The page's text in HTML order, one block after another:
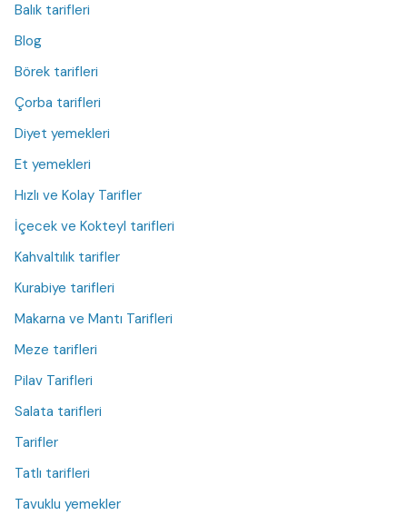
Balık tarifleri
Blog
Börek tarifleri
Çorba tarifleri
Diyet yemekleri
Et yemekleri
Hızlı ve Kolay Tarifler
İçecek ve Kokteyl tarifleri
Kahvaltılık tarifler
Kurabiye tarifleri
Makarna ve Mantı Tarifleri
Meze tarifleri
Pilav Tarifleri
Salata tarifleri
Tarifler
Tatlı tarifleri
Tavuklu yemekler